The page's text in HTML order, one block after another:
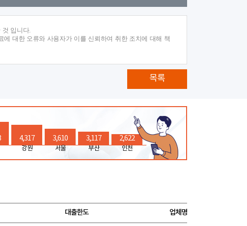
것 입니다.
에 대한 오류와 사용자가 이를 신뢰하여 취한 조치에 대해 책
목록
4,317
강원
3,610
서울
3,117
부산
2,622
인천
대출한도 업체명